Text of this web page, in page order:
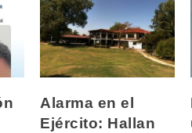
Alarma en el
Ejército: Hallan